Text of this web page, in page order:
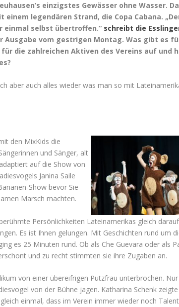
einzigstes Gewässer ohne Wasser.
einem legendären Strand, die Copa Cabana.
einmal selbst übertroffen.“ schreibt die
Ausgabe vom gestrigen Montag. Was gibt es
für die zahlreichen Aktiven des Vereins auf und
aber auch alles wieder was man so mit
den MixKids die
und Sänger, alt
auf die Show von
Janina Saile
Show bevor Sie
Marsch machten.
Persönlichkeiten Lateinamerikas gleich
Es ist Ihnen gelungen. Mit Geschichten rund um
es 25 Minuten rund. Ob als Che Guevara oder als
und zu recht stimmten sie ihre Zugaben an.
von einer übereifrigen Putzfrau unterbrochen.
von der Bühne jagen. Katharina Schenk
einmal, dass im Verein immer wieder noch